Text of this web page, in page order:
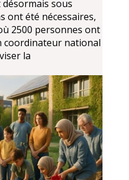
sous
ont été nécessaires,
2500 personnes ont
coordinateur national
la